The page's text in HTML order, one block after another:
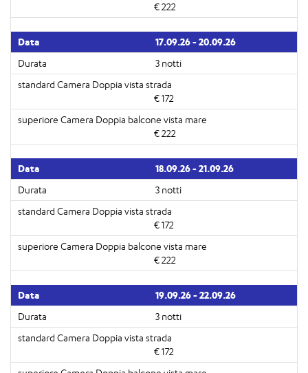
€ 222
17.09.26 - 20.09.26
3 notti
€ 172
€ 222
18.09.26 - 21.09.26
3 notti
€ 172
€ 222
19.09.26 - 22.09.26
3 notti
€ 172